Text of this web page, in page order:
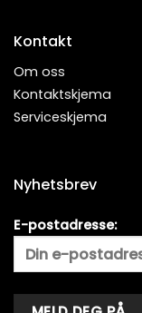
Kontakt
Om oss
Kontaktskjema
Serviceskjema
Nyhetsbrev
E-postadresse: